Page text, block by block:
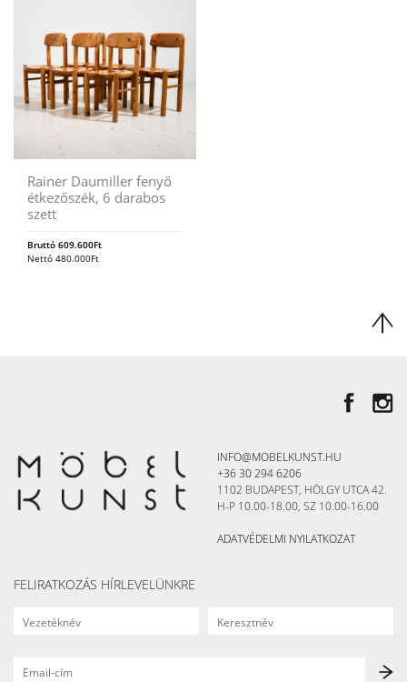
Rainer Daumiller fenyő
étkezőszék, 6 darabos
szett
Bruttó 609.600Ft
Nettó 480.000Ft
INFO@MOBELKUNST.HU
+36 30 294 6206
1102 BUDAPEST, HÖLGY UTCA 42.
H-P 10.00-18.00, SZ 10.00-16.00
ADATVÉDELMI NYILATKOZAT
FELIRATKOZÁS HÍRLEVELÜNKRE